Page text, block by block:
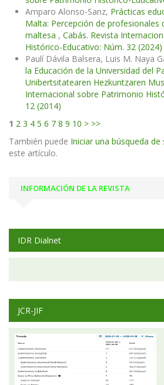
Amparo Alonso-Sanz, Prácticas
Malta: Percepción de profesionales
maltesa , Cabás. Revista
Histórico-Educativo: Núm. 32 (2024)
Paulí Dávila Balsera, Luis M. Naya
la Educación de la Universidad del
Unibertsitatearen Hezkuntzaren
Internacional sobre Patrimonio
12 (2014)
1 2 3 4 5 6 7 8 9 10 > >>
También puede Iniciar una búsqueda
este artículo.
INFORMACIÓN DE LA REVISTA
IDR Dialnet
JCR-JIF